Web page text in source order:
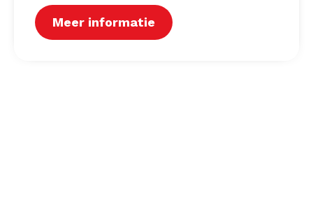
Meer informatie